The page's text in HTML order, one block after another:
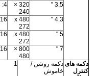
3.5 "
320 ×
240
4: 3
4.3 "
480 x
272
16: 9
5 "
480 x
272
16: 9
7 "
800 ×
480
16: 9
دکمه های
کنترل
دکمه روشن /
خاموش
1